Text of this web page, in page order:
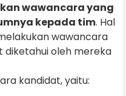
wawancara yang
kepada tim. Hal
wawancara
diketahui oleh mereka
kandidat, yaitu: